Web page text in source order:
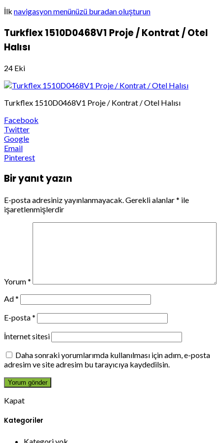
İlk navigasyon menünüzü buradan oluşturun
Turkflex 1510D0468V1 Proje / Kontrat / Otel
Halısı
24 Eki
Turkflex 1510D0468V1 Proje / Kontrat / Otel Halısı
Facebook
Twitter
Google
Email
Pinterest
Bir yanıt yazın
E-posta adresiniz yayınlanmayacak. Gerekli alanlar* ile
işaretlenmişlerdir
Yorum*
Ad*
E-posta*
İnternet sitesi
Daha sonraki yorumlarımda kullanılması için adım, e-posta
adresim ve site adresim bu tarayıcıya kaydedilsin.
Kapat
Kategoriler